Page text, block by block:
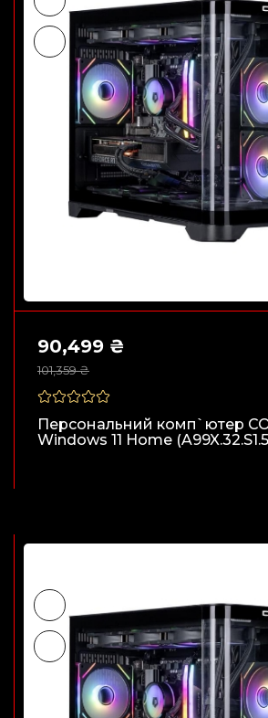
101,359 ₴
90,499 ₴
Персональний комп`ютер
Windows 11 Home